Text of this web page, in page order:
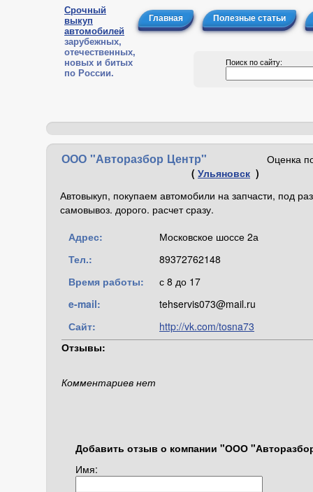
Срочный
выкуп
автомобилей
зарубежных,
отечественных,
новых и битых
по России.
Главная Полезные статьи
Поиск по сайту:
ООО "Авторазбор Центр"
( Ульяновск )
Оценка
Автовыкуп, покупаем автомобили на запчасти, под
самовывоз. дорого. расчет сразу.
Адрес:
Московское шоссе 2а
Тел.:
89372762148
Время работы:
с 8 до 17
e-mail:
tehservis073@mail.ru
Сайт:
http://vk.com/tosna73
Отзывы:
Комментариев нет
Добавить отзыв о компании "ООО
Имя: